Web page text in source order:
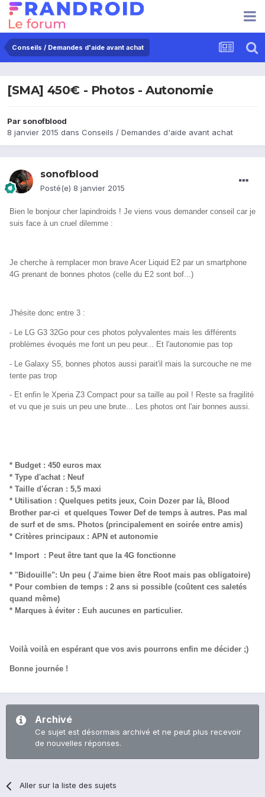
Conseils / Demandes d'aide avant achat
[SMA] 450€ - Photos - Autonomie
Par sonofblood
8 janvier 2015 dans Conseils / Demandes d'aide avant achat
sonofblood
Posté(e) 8 janvier 2015
Bien le bonjour cher lapindroids ! Je viens vous demander conseil car je
suis face à un cruel dilemme :
Je cherche à remplacer mon brave Acer Liquid E2 par un smartphone
4G prenant de bonnes photos (celle du E2 sont bof...)
J'hésite donc entre 3 :
- Le LG G3 32Go pour ces photos polyvalentes mais les différents
problèmes évoqués me font un peu peur... Et l'autonomie pas top
- Le Galaxy S5, bonnes photos aussi parait'il mais la surcouche ne me
tente pas trop
- Et enfin le Xperia Z3 Compact pour sa taille au poil ! Reste sa fragilité
et vu que je suis un peu une brute... Les photos ont l'air bonnes aussi.
* Budget : 450 euros max
* Type d'achat : Neuf
* Taille d'écran : 5,5 maxi
* Utilisation : Quelques petits jeux, Coin Dozer par là, Blood
Brother par-ci et quelques Tower Def de temps à autres. Pas mal
de surf et de sms. Photos (principalement en soirée entre amis)
* Critères principaux : APN et autonomie
* Import : Peut être tant que la 4G fonctionne
* "Bidouille": Un peu ( J'aime bien être Root mais pas obligatoire)
* Pour combien de temps : 2 ans si possible (coûtent ces saletés
quand même)
* Marques à éviter : Euh aucunes en particulier.
Voilà voilà en espérant que vos avis pourrons enfin me décider ;)
Bonne journée !
Archivé
Ce sujet est désormais archivé et ne peut plus recevoir
de nouvelles réponses.
Aller sur la liste des sujets